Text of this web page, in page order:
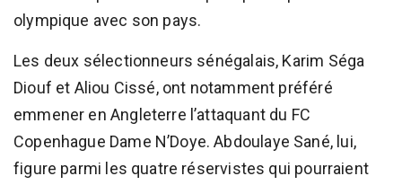
olympique avec son pays.
Les deux sélectionneurs sénégalais, Karim Séga
Diouf et Aliou Cissé, ont notamment préféré
emmener en Angleterre l’attaquant du FC
Copenhague Dame N’Doye. Abdoulaye Sané, lui,
figure parmi les quatre réservistes qui pourraient